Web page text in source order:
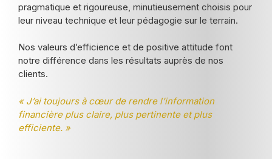
pragmatique et rigoureuse, minutieusement choisis pour
leur niveau technique et leur pédagogie sur le terrain.
Nos valeurs d’efficience et de positive attitude font
notre différence dans les résultats auprès de nos
clients.
« J’ai toujours à cœur de rendre l’information
financière plus claire, plus pertinente et plus
efficiente. »